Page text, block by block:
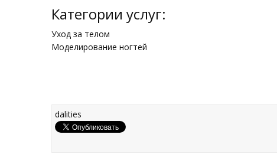
Категории услуг:
Уход за телом
Моделирование ногтей
dalities